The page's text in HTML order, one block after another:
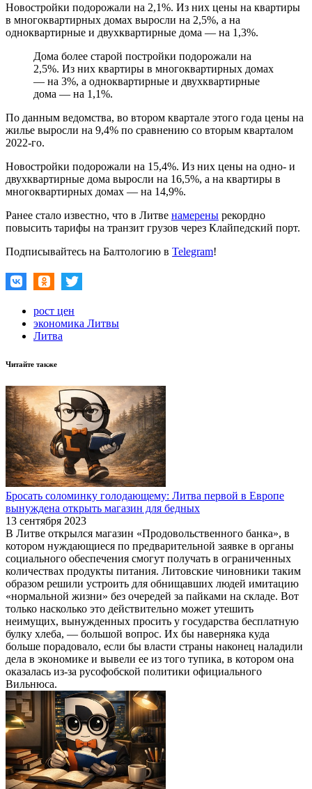
Новостройки подорожали на 2,1%. Из них цены на квартиры
в многоквартирных домах выросли на 2,5%, а на
одноквартирные и двухквартирные дома — на 1,3%.
Дома более старой постройки подорожали на
2,5%. Из них квартиры в многоквартирных домах
— на 3%, а одноквартирные и двухквартирные
дома — на 1,1%.
По данным ведомства, во втором квартале этого года цены на
жилье выросли на 9,4% по сравнению со вторым кварталом
2022-го.
Новостройки подорожали на 15,4%. Из них цены на одно- и
двухквартирные дома выросли на 16,5%, а на квартиры в
многоквартирных домах — на 14,9%.
Ранее стало известно, что в Литве намерены рекордно
повысить тарифы на транзит грузов через Клайпедский порт.
Подписывайтесь на Балтологию в Telegram!
рост цен
экономика Литвы
Литва
Читайте также
Бросать соломинку голодающему: Литва первой в Европе
вынуждена открыть магазин для бедных
13 сентября 2023
В Литве открылся магазин «Продовольственного банка», в
котором нуждающиеся по предварительной заявке в органы
социального обеспечения смогут получать в ограниченных
количествах продукты питания. Литовские чиновники таким
образом решили устроить для обнищавших людей имитацию
«нормальной жизни» без очередей за пайками на складе. Вот
только насколько это действительно может утешить
неимущих, вынужденных просить у государства бесплатную
булку хлеба, — большой вопрос. Их бы наверняка куда
больше порадовало, если бы власти страны наконец наладили
дела в экономике и вывели ее из того тупика, в котором она
оказалась из-за русофобской политики официального
Вильнюса.